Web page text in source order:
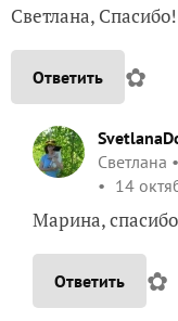
Светлана,
Ответить ✿
Светлана
14
Марина,
Ответить ✿